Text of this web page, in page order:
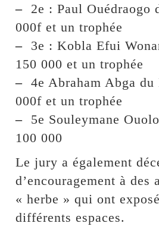
– 2e : Paul Ouédraogo
000f et un trophée
– 3e : Kobla Efui
150 000 et un trophée
– 4e Abraham Abga
000f et un trophée
– 5e Souleymane
100 000
Le jury a également
d’encouragement à des
« herbe » qui ont
différents espaces.